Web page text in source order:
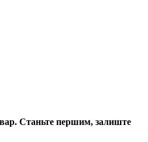
Станьте першим, залиште